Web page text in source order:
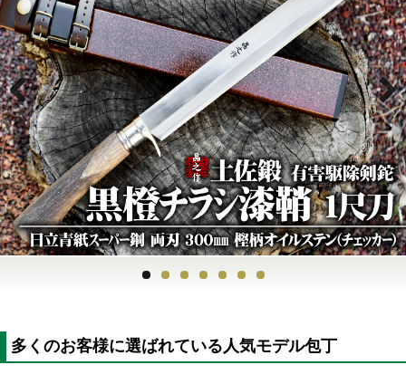
Previous Next
多くのお客様に選ばれている人気モデル包丁